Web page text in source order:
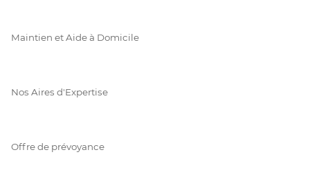
Maintien et Aide à Domicile
Nos Aires d'Expertise
Offre de prévoyance